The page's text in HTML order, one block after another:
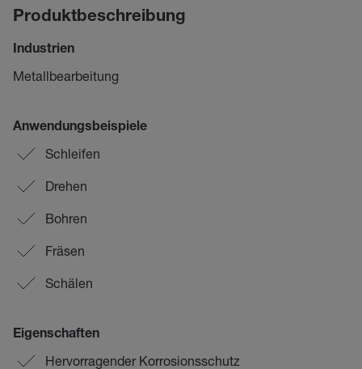
Produktbeschreibung
Industrien
Metallbearbeitung
Anwendungsbeispiele
Schleifen
Drehen
Bohren
Fräsen
Schälen
Eigenschaften
Hervorragender Korrosionsschutz